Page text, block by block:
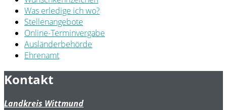
Was erledige ich wo?
Stellenangebote
Online-Terminvergabe
Ausländerbehörde
Ehrenamt
Kontakt
Landkreis Wittmund